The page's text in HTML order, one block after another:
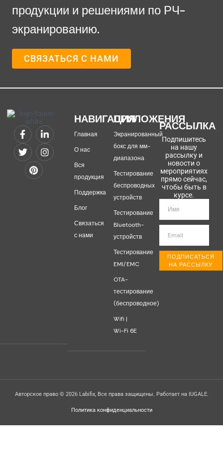
продукции и решениями по РЧ-
экранированию.
СВЯЗАТЬСЯ С НАМИ
НАВИГАЦИЯ
Главная
О нас
Вся
продукция
Поддержка
Блог
Связаться
с нами
ПРИЛОЖЕНИЯ
Экранированный
бокс для мм-
диапазона
Тестирование
беспроводных
устройств
Тестирование
Bluetooth-
устройств
Тестирование
EMI/EMC
OTA-
тестирование
(беспроводное)
Wifi |
Wi-Fi 6E
РАССЫЛКА
Подпишитесь
на нашу
рассылку и
новости о
мероприятиях
прямо сейчас,
чтобы быть в
курсе.
ПОДПИСАТЬСЯ
НА РАССЫЛКУ
Авторское право © 2026 Labifix, Все права защищены. Работает на IUGALE.
Политика конфиденциальности